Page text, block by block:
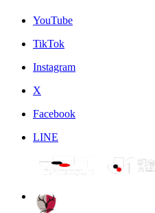
YouTube
TikTok
Instagram
X
Facebook
LINE